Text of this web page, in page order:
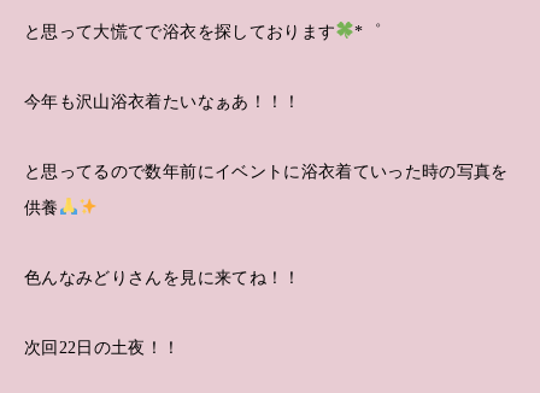
と思って大慌てで浴衣を探しております *゜
今年も沢山浴衣着たいなぁあ！！！
と思ってるので数年前にイベントに浴衣着ていった時の写真を
供養
色んなみどりさんを見に来てね！！
次回22日の土夜！！